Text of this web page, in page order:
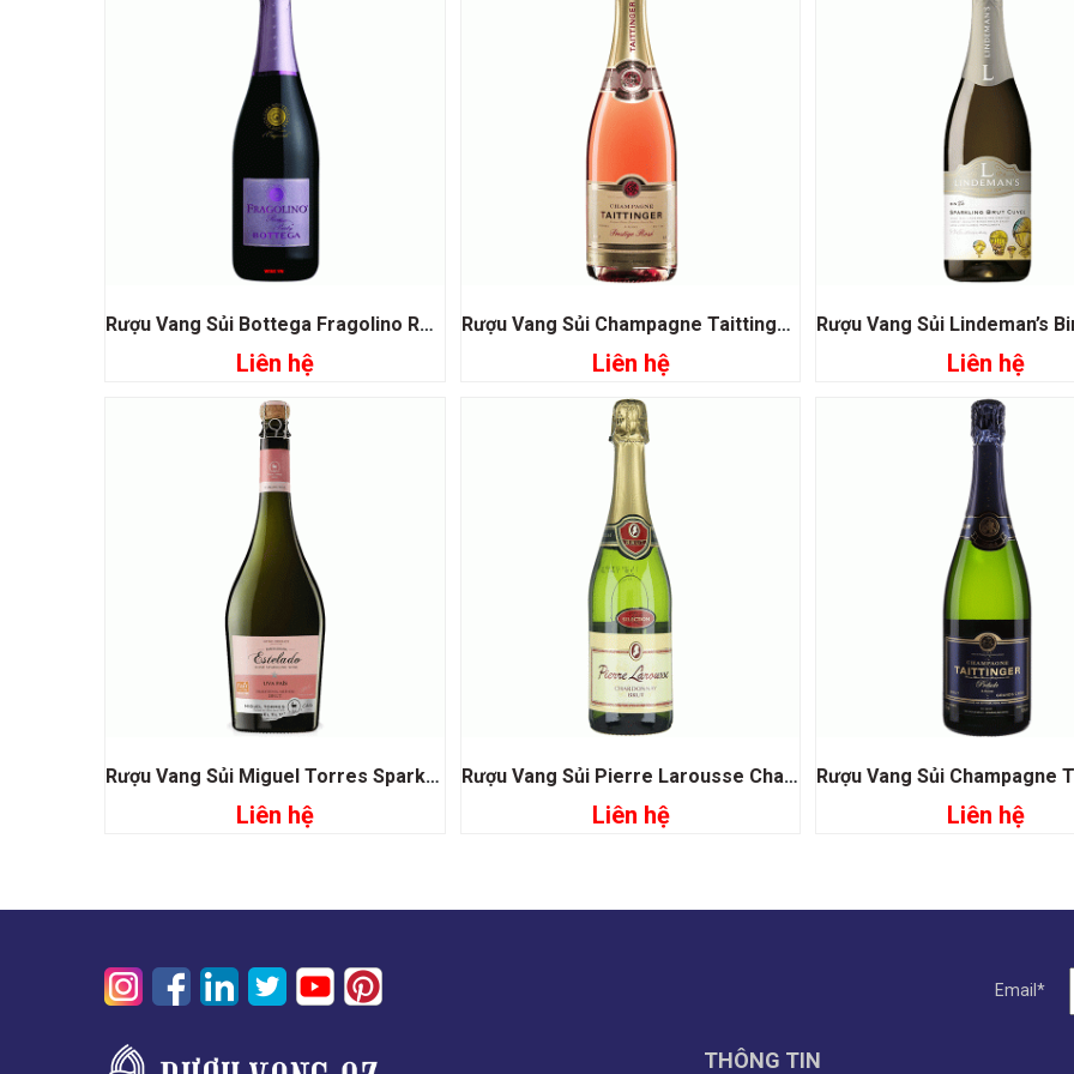
Đọc tiếp
Rượu Vang Sủi Bottega Fragolino Rose
Liên hệ
Đọc tiếp
Rượu Vang Sủi Champagne Taittinger Prestige Rose
Liên hệ
Đọc tiếp
Liên hệ
Đọc tiếp
Rượu Vang Sủi Miguel Torres Sparkling Rose Estelado
Liên hệ
Đọc tiếp
Rượu Vang Sủi Pierre Larousse Chardonnay
Liên hệ
Đọc tiếp
Liên hệ
Email*
THÔNG TIN